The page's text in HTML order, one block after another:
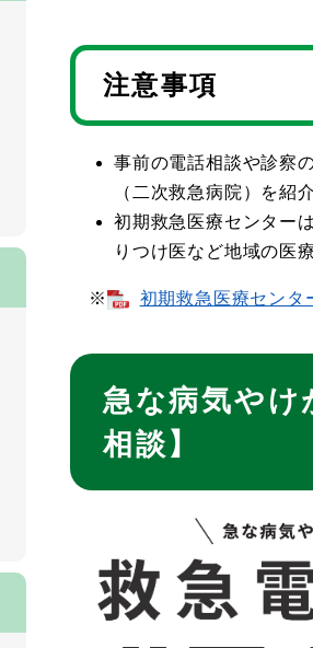
注意事項
事前の電話相談や診察
（二次救急病院）を紹
初期救急医療センター
りつけ医など地域の医
※ 初期救急医療セン
急な病気やけ
相談】